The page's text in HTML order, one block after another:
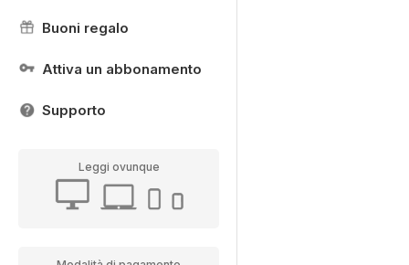
Buoni regalo
Attiva un abbonamento
Supporto
Leggi ovunque